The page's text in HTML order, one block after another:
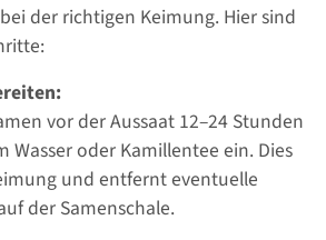
der richtigen Keimung. Hier sind
vor der Aussaat 12–24 Stunden
Wasser oder Kamillentee ein. Dies
und entfernt eventuelle
der Samenschale.